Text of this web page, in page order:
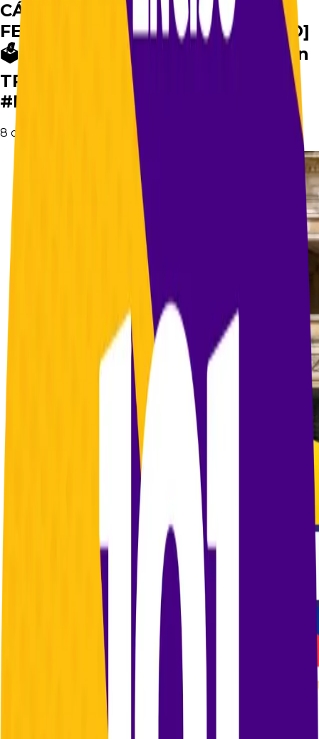
CÁMARA [Conduce LUIS
FERNANDO ROSAS, POLITÓLOGO]
🗳️🟥 Conozca sus PROPUESTAS en
TRAS La CURUL Aquí en
#FocusNoticias #Elecciones2026
8 de febrero de 2026